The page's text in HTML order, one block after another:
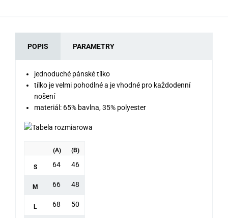
POPIS PARAMETRY
jednoduché pánské tílko
tílko je velmi pohodlné a je vhodné pro každodenní
nošení
materiál: 65% bavlna, 35% polyester
(A) (B)
S 64 46
M 66 48
L 68 50